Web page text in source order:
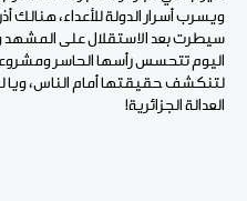
ويسرب أسرار الدولة للأعداء، هنالك
سيطرت بعد الاستقلال على المشهد
اليوم تتحسس رأسها الحاسر
لتنكشف حقيقتها أمام الناس، ويا
العدالة الجزائرية!